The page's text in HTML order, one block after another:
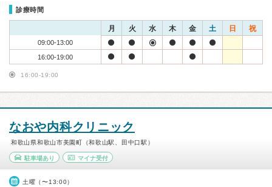
診療時間
月 火 水 木 金 土 日 祝
09:00-13:00
16:00-19:00
16:00-19:00
なおや内科クリニック
和歌山県和歌山市美園町（和歌山駅、田中口駅）
駐車場あり マイナ受付
土曜（〜13:00）